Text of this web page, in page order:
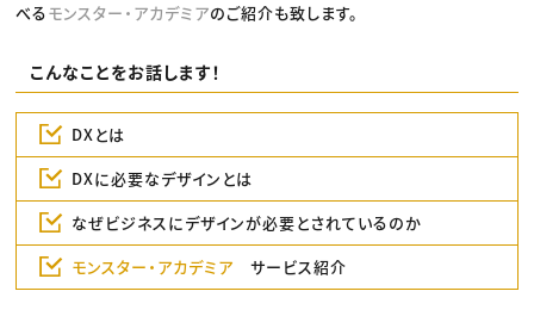
べるモンスター・アカデミアのご紹介も致します。
こんなことをお話します！
DXとは
DXに必要なデザインとは
なぜビジネスにデザインが必要とされているのか
モンスター・アカデミア サービス紹介